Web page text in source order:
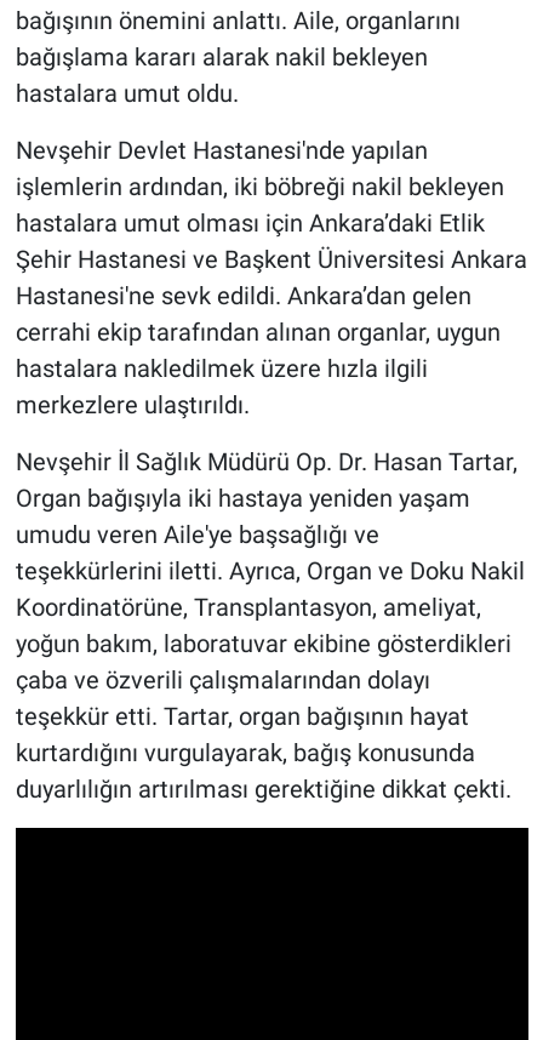
bağışının önemini anlattı. Aile, organlarını
bağışlama kararı alarak nakil bekleyen
hastalara umut oldu.
Nevşehir Devlet Hastanesi'nde yapılan
işlemlerin ardından, iki böbreği nakil bekleyen
hastalara umut olması için Ankara’daki Etlik
Şehir Hastanesi ve Başkent Üniversitesi Ankara
Hastanesi'ne sevk edildi. Ankara’dan gelen
cerrahi ekip tarafından alınan organlar, uygun
hastalara nakledilmek üzere hızla ilgili
merkezlere ulaştırıldı.
Nevşehir İl Sağlık Müdürü Op. Dr. Hasan Tartar,
Organ bağışıyla iki hastaya yeniden yaşam
umudu veren Aile'ye başsağlığı ve
teşekkürlerini iletti. Ayrıca, Organ ve Doku Nakil
Koordinatörüne, Transplantasyon, ameliyat,
yoğun bakım, laboratuvar ekibine gösterdikleri
çaba ve özverili çalışmalarından dolayı
teşekkür etti. Tartar, organ bağışının hayat
kurtardığını vurgulayarak, bağış konusunda
duyarlılığın artırılması gerektiğine dikkat çekti.
Asayiş
Kültür - Sanat
Politika
Magazin
Çevre
Haberde İnsan